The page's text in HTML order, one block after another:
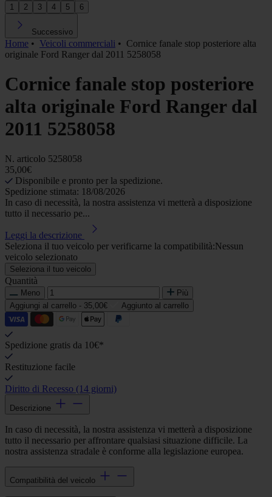
1
2 3 4 5 6
Successivo
Home • Veicoli commerciali • Cornice fanale stop posteriore alta
originale Ford Ranger dal 2011 5258058
Cornice fanale stop posteriore
alta originale Ford Ranger dal
2011 5258058
N. articolo 5258058
35,00€
Disponibile e pronto per la spedizione.
Spedizione stimata: 18/08/2026
In caso di necessità, la nostra assistenza vi metterà a disposizione
tutto il necessario pe...
Leggi la descrizione
Seleziona il tuo veicolo per verificarne la compatibilità:Nessun
veicolo selezionato
Seleziona il tuo veicolo
Quantità
Meno
Più
Aggiungi al carrello - 35,00€ Aggiunto al carrello
Spedizione gratis da 10€*
Restituzione facile
Diritto di Recesso (14 giorni)
Descrizione
In caso di necessità, la nostra assistenza vi metterà a disposizione
tutto il necessario per affrontare qualsiasi situazione difficile. La
nostra assistenza stradale è conforme alla legislazione europea.
Compatibilità del veicolo